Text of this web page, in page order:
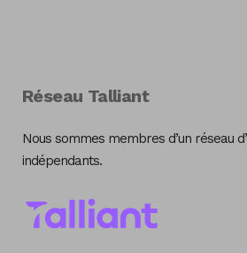
Réseau Talliant
Nous sommes membres d’un réseau
indépendants.